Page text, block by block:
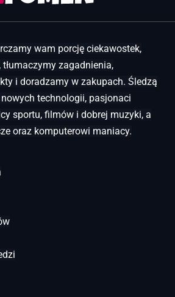
wam porcję ciekawostek,
zagadnienia,
i doradzamy w zakupach. Śledzą
technologii, pasjonaci
sportu, filmów i dobrej muzyki, a
oraz komputerowi maniacy.